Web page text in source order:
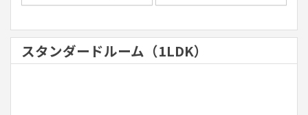
スタンダードルーム（1LDK）